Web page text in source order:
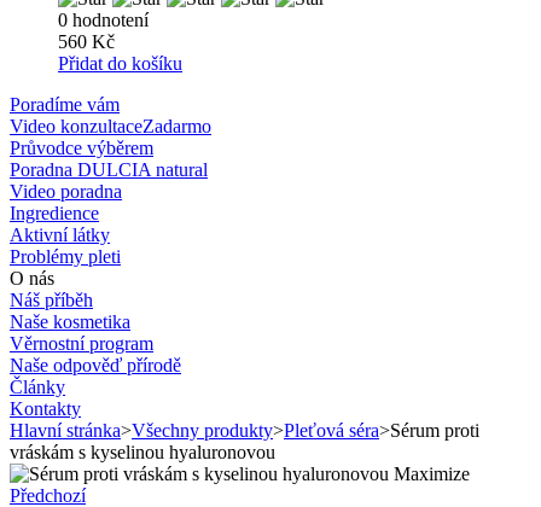
0 hodnotení
560 Kč
Přidat do košíku
Poradíme vám
Video konzultaceZadarmo
Průvodce výběrem
Poradna DULCIA natural
Video poradna
Ingredience
Aktivní látky
Problémy pleti
O nás
Náš příběh
Naše kosmetika
Věrnostní program
Naše odpověď přírodě
Články
Kontakty
Hlavní stránka>Všechny produkty>Pleťová séra>Sérum proti
vráskám s kyselinou hyaluronovou
Maximize
Předchozí